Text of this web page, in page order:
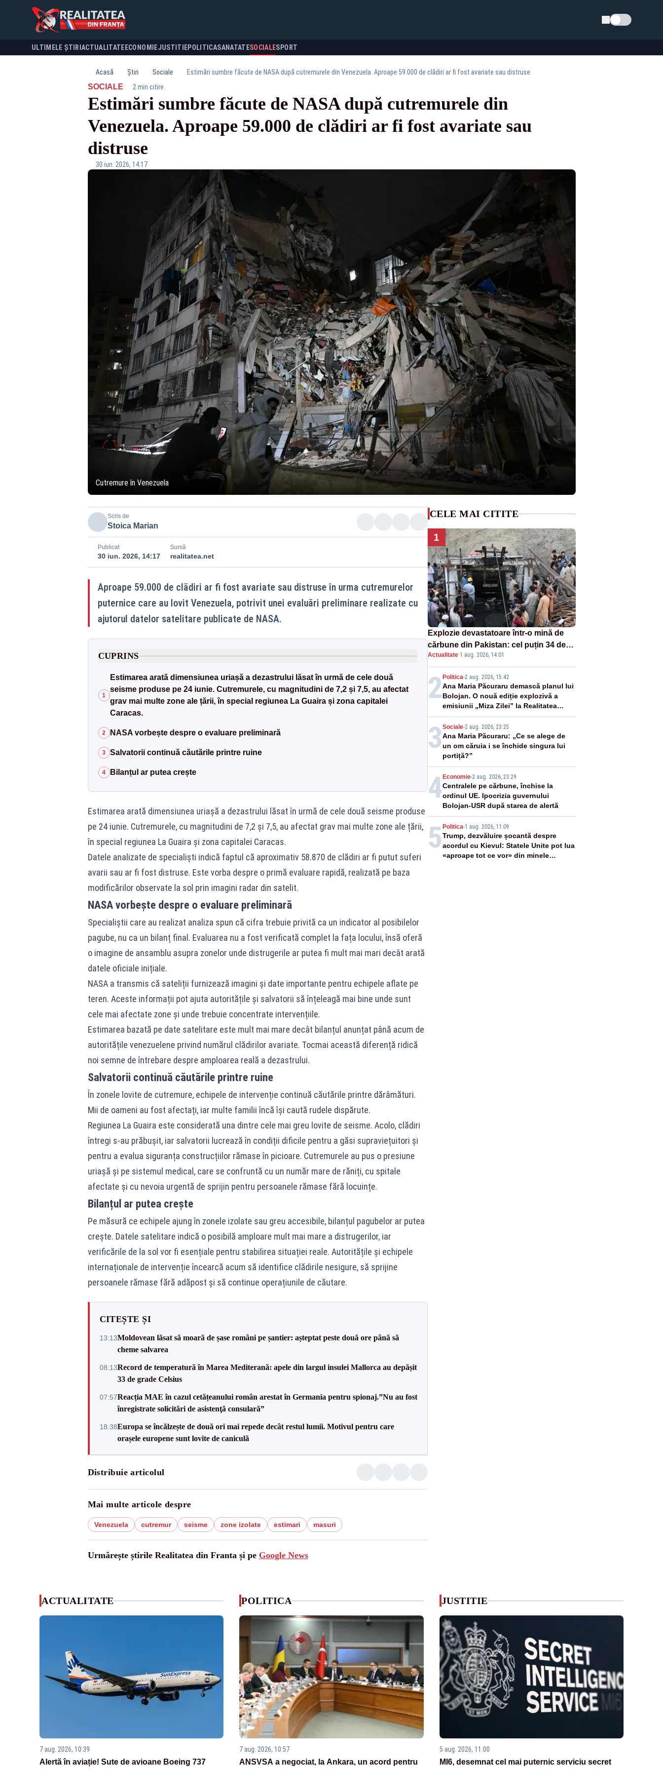
Schimba tema
ULTIMELE ȘTIRI ACTUALITATE ECONOMIEJUSTITIEPOLITICASANATATESOCIALESPORT
Acasă Știri Sociale Estimări sumbre făcute de NASA după cutremurele din Venezuela. Aproape 59.000 de clădiri ar fi fost avariate sau distruse
SOCIALE· 2 min citire
Estimări sumbre făcute de NASA după cutremurele din
Venezuela. Aproape 59.000 de clădiri ar fi fost avariate sau
distruse
30 iun. 2026, 14:17
Cutremure în Venezuela
Scris de
Stoica Marian
Publicat
30 iun. 2026, 14:17
Sursă
realitatea.net
Aproape 59.000 de clădiri ar fi fost avariate sau distruse în urma cutremurelor
puternice care au lovit Venezuela, potrivit unei evaluări preliminare realizate cu
ajutorul datelor satelitare publicate de NASA.
CUPRINS
1
Estimarea arată dimensiunea uriașă a dezastrului lăsat în urmă de cele două
seisme produse pe 24 iunie. Cutremurele, cu magnitudini de 7,2 și 7,5, au afectat
grav mai multe zone ale țării, în special regiunea La Guaira și zona capitalei
Caracas.
2 NASA vorbește despre o evaluare preliminară
3 Salvatorii continuă căutările printre ruine
4 Bilanțul ar putea crește
Estimarea arată dimensiunea uriașă a dezastrului lăsat în urmă de cele două seisme produse
pe 24 iunie. Cutremurele, cu magnitudini de 7,2 și 7,5, au afectat grav mai multe zone ale țării,
în special regiunea La Guaira și zona capitalei Caracas.
Datele analizate de specialiști indică faptul că aproximativ 58.870 de clădiri ar fi putut suferi
avarii sau ar fi fost distruse. Este vorba despre o primă evaluare rapidă, realizată pe baza
modificărilor observate la sol prin imagini radar din satelit.
NASA vorbește despre o evaluare preliminară
Specialiștii care au realizat analiza spun că cifra trebuie privită ca un indicator al posibilelor
pagube, nu ca un bilanț final. Evaluarea nu a fost verificată complet la fața locului, însă oferă
o imagine de ansamblu asupra zonelor unde distrugerile ar putea fi mult mai mari decât arată
datele oficiale inițiale.
NASA a transmis că sateliții furnizează imagini și date importante pentru echipele aflate pe
teren. Aceste informații pot ajuta autoritățile și salvatorii să înțeleagă mai bine unde sunt
cele mai afectate zone și unde trebuie concentrate intervențiile.
Estimarea bazată pe date satelitare este mult mai mare decât bilanțul anunțat până acum de
autoritățile venezuelene privind numărul clădirilor avariate. Tocmai această diferență ridică
noi semne de întrebare despre amploarea reală a dezastrului.
Salvatorii continuă căutările printre ruine
În zonele lovite de cutremure, echipele de intervenție continuă căutările printre dărâmături.
Mii de oameni au fost afectați, iar multe familii încă își caută rudele dispărute.
Regiunea La Guaira este considerată una dintre cele mai greu lovite de seisme. Acolo, clădiri
întregi s-au prăbușit, iar salvatorii lucrează în condiții dificile pentru a găsi supraviețuitori și
pentru a evalua siguranța construcțiilor rămase în picioare. Cutremurele au pus o presiune
uriașă și pe sistemul medical, care se confruntă cu un număr mare de răniți, cu spitale
afectate și cu nevoia urgentă de sprijin pentru persoanele rămase fără locuințe.
Bilanțul ar putea crește
Pe măsură ce echipele ajung în zonele izolate sau greu accesibile, bilanțul pagubelor ar putea
crește. Datele satelitare indică o posibilă amploare mult mai mare a distrugerilor, iar
verificările de la sol vor fi esențiale pentru stabilirea situației reale. Autoritățile și echipele
internaționale de intervenție încearcă acum să identifice clădirile nesigure, să sprijine
persoanele rămase fără adăpost și să continue operațiunile de căutare.
CITEȘTE ȘI
13:13Moldovean lăsat să moară de șase români pe șantier: așteptat peste două ore până să
cheme salvarea
08:13Record de temperatură în Marea Mediterană: apele din largul insulei Mallorca au depășit
33 de grade Celsius
07:57Reacția MAE în cazul cetățeanului român arestat în Germania pentru spionaj.”Nu au fost
înregistrate solicitări de asistenţă consulară”
18:38Europa se încălzește de două ori mai repede decât restul lumii. Motivul pentru care
orașele europene sunt lovite de caniculă
Distribuie articolul
Mai multe articole despre
Venezuela cutremur seisme zone izolate estimari masuri
Urmărește știrile Realitatea din Franta și pe Google News
CELE MAI CITITE
1
Explozie devastatoare într-o mină de
cărbune din Pakistan: cel puțin 34 de
morți - VIDEO
Actualitate·1 aug. 2026, 14:01
2 Politica-2 aug. 2026, 15:42
Ana Maria Păcuraru demască planul lui
Bolojan. O nouă ediție explozivă a
emisiunii „Miza Zilei” la Realitatea
PLUS
3 Sociale-2 aug. 2026, 23:25
Ana Maria Păcuraru: „Ce se alege de
un om căruia i se închide singura lui
portiță?”
4 Economie-2 aug. 2026, 23:29
Centralele pe cărbune, închise la
ordinul UE. Ipocrizia guvernului
Bolojan-USR după starea de alertă
5 Politica-1 aug. 2026, 11:09
Trump, dezvăluire șocantă despre
acordul cu Kievul: Statele Unite pot lua
«aproape tot ce vor» din minele
ACTUALITATE
7 aug. 2026, 10:39
Alertă în aviație! Sute de avioane Boeing 737
POLITICA
7 aug. 2026, 10:57
ANSVSA a negociat, la Ankara, un acord pentru
JUSTITIE
5 aug. 2026, 11:00
MI6, desemnat cel mai puternic serviciu secret